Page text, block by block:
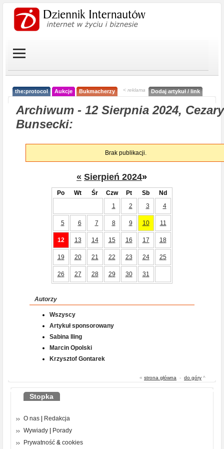
the:protocol Aukcje Bukmacherzy < reklama Dodaj artykuł / link
Archiwum - 12 Sierpnia 2024, Cezary
Bunsecki:
Brak publikacji.
« Sierpień 2024»
Po Wt Śr Czw Pt Sb
Nd
1
2 3 4
5 6 7 8 9 10 11
12 13 14 15 16 17 18
19 20 21 22 23 24 25
26 27 28 29 30 31
Autorzy
Wszyscy
Artykuł sponsorowany
Sabina Iling
Marcin Opolski
Krzysztof Gontarek
« strona główna - do góry ^
Stopka
O nas
Redakcja
Wywiady
Porady
Prywatność & cookies